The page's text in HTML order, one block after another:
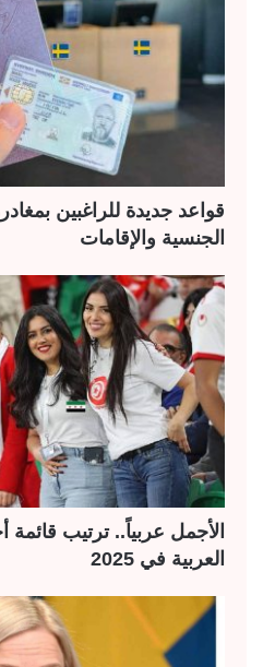
قواعد جديدة للراغبين
الجنسية والإقامات
الأجمل عربياً.. ترتيب
العربية في 2025